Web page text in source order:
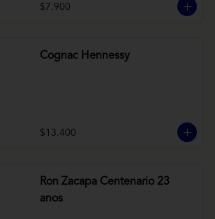
$7.900
Cognac Hennessy
$13.400
Ron Zacapa Centenario 23
anos